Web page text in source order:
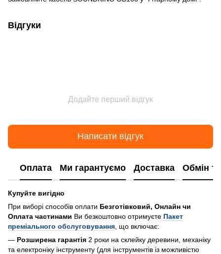
Відгуки
Додайте перший відгук
Написати відгук
Оплата Ми гарантуємо Доставка Обмін
Купуйте вигідно
При виборі способів оплати Безготівковий, Онлайн чи
Оплата частинами Ви безкоштовно отримуєте Пакет
преміального обслуговування , що включає:
— Розширена гарантія 2 роки на склейку деревини, механіку
та електроніку інструменту (для інструментів із можливістю